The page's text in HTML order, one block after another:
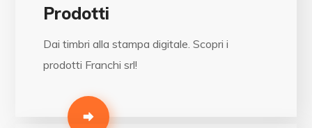
Prodotti
Dai timbri alla stampa digitale. Scopri i
prodotti Franchi srl!